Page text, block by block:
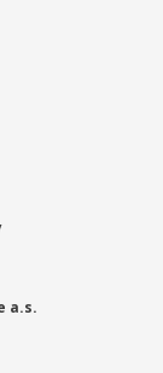
a.s.